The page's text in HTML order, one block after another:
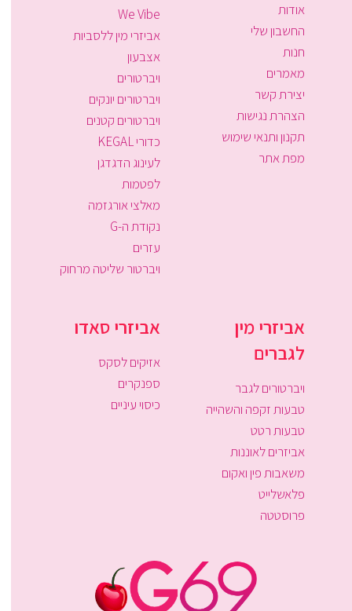
אודות
החשבון שלי
חנות
מאמרים
יצירת קשר
הצהרת נגישות
תקנון ותנאי שימוש
מפת אתר
We Vibe
אביזרי מין ללסביות
אצבעון
ויברטורים
ויברטורים יונקים
ויברטורים קטנים
כדורי KEGAL
לעינוג הדגדגן
לפטמות
מאלצי אורגזמה
נקודת ה-G
עזרים
ויברטור שליטה מרחוק
אביזרי מין
לגברים
ויברטורים לגבר
טבעות זקפה והשהייה
טבעות רטט
אביזרים לאוננות
משאבות פין ואקום
פלאשלייט
פרוסטטה
אביזרי סאדו
אזיקים לסקס
ספנקרים
כיסוי עיניים